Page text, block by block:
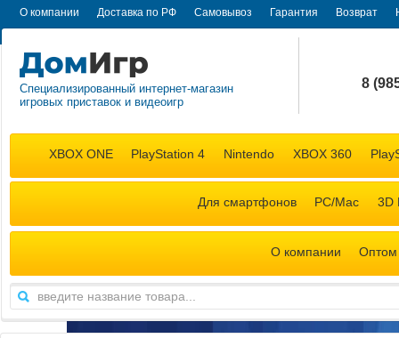
О компании Доставка по РФ Самовывоз Гарантия Возврат
Специализированный интернет-магазин
игровых приставок и видеоигр
8
+7
XBOX ONE PlayStation 4 Nintendo XBOX 360
Для смартфонов PC/Mac 3D
О компании Оптом